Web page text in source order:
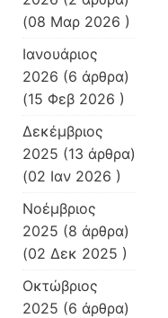
(08 Μαρ 2026 )
Ιανουάριος
2026 (6 άρθρα)
(15 Φεβ 2026 )
Δεκέμβριος
2025 (13 άρθρα)
(02 Ιαν 2026 )
Νοέμβριος
2025 (8 άρθρα)
(02 Δεκ 2025 )
Οκτώβριος
2025 (6 άρθρα)